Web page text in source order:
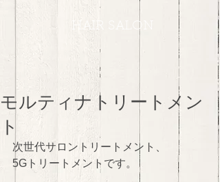
HAIR SALON
モルティナトリートメン
ト
次世代サロントリートメント、
5Gトリートメントです。